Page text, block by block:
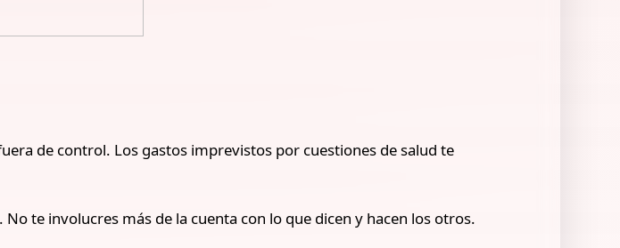
de control. Los gastos imprevistos por cuestiones de salud te
te involucres más de la cuenta con lo que dicen y hacen los otros.